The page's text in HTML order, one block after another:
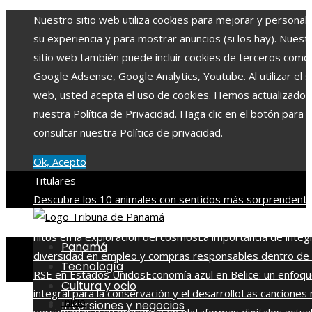
Nuestro sitio web utiliza cookies para mejorar y
su experiencia y para mostrar anuncios (si los hay).
sitio web también puede incluir cookies de terceros como
Google Adsense, Google Analytics, Youtube. Al utilizar el
web, usted acepta el uso de cookies. Hemos actualizado
nuestra Política de Privacidad. Haga clic en el botón para
consultar nuestra Política de privacidad.
Ok, Acepto
Titulares
Descubre los 10 animales con sentidos más
agudos del planetaLas 15 misiones espaciales que
hitos en la exploración del cosmosLa importancia de
diversidad en empleo y compras responsables dentro de
RSE en Estados UnidosEconomía azul en Belice: un
integral para la conservación y el desarrolloLas canciones
Panamá
Tecnología
Cultura y ocio
Inversiones y negocios
Inicio